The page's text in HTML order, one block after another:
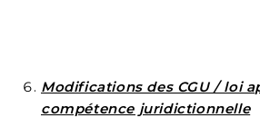
Modifications des CGU / loi
compétence juridictionnelle